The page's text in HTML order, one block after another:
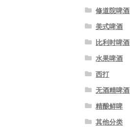
修道院啤酒
美式啤酒
比利时啤酒
水果啤酒
西打
无酒精啤酒
精酿鲜啤
其他分类